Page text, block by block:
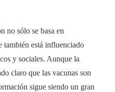
no sólo se basa en
también está influenciado
y sociales. Aunque la
claro que las vacunas son
sigue siendo un gran